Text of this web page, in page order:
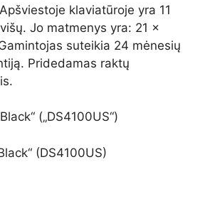
klaviatūroje yra 11
Jo matmenys yra: 21 x
suteikia 24 mėnesių
Pridedamas raktų
(„DS4100US“)